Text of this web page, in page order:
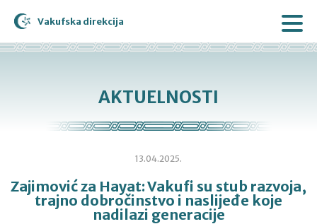
Vakufska direkcija
AKTUELNOSTI
13.04.2025.
Zajimović za Hayat: Vakufi su stub razvoja,
trajno dobročinstvo i naslijeđe koje
nadilazi generacije